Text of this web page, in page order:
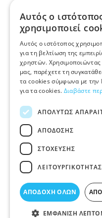
Αυτός ο
χρησιμοποιεί
Αυτός ο ιστότοπος
για τη βελτίωση της
χρηστών. Χρησιμοποιώντας
μας, παρέχετε τη
τα cookies σύμφωνα με την
για τα cookies. Διαβάστε
ΑΠΟΛΎΤΩΣ
ΑΠΌΔΟΣΗΣ
ΣΤΌΧΕΥΣΗΣ
ΛΕΙΤΟΥΡΓΙΚΌΤΗΤΑΣ
ΑΠΟΔΟΧΉ ΌΛΩΝ
ΕΜΦΆΝΙΣΗ